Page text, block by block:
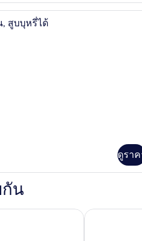
ผ้านวมขนเป็ด, โต๊ะทำงาน, Wi-
สูบบุหรี่ได้
ดูรา
น
ร โอโดริ เอกิมาเอะ มินามิโรงแรมพรีเมี